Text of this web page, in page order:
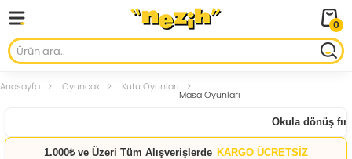
0
Anasayfa Oyuncak Kutu Oyunları
Masa Oyunları
Okula dönüş
1.000₺ ve Üzeri Tüm Alışverişlerde KARGO ÜCRETSİZ